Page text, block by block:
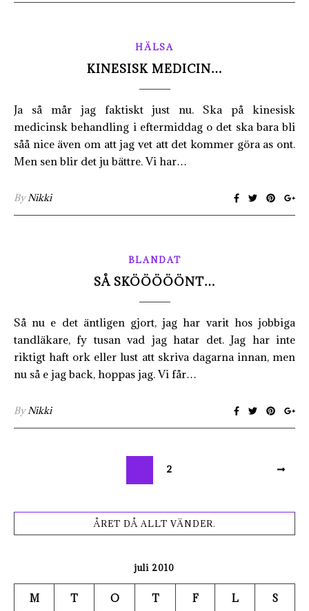
HÄLSA
KINESISK MEDICIN…
Ja så mår jag faktiskt just nu. Ska på kinesisk
medicinsk behandling i eftermiddag o det ska bara bli
såå nice även om att jag vet att det kommer göra as ont.
Men sen blir det ju bättre. Vi har…
ByNikki
BLANDAT
SÅ SKÖÖÖÖÖNT…
Så nu e det äntligen gjort, jag har varit hos jobbiga
tandläkare, fy tusan vad jag hatar det. Jag har inte
riktigt haft ork eller lust att skriva dagarna innan, men
nu så e jag back, hoppas jag. Vi får…
ByNikki
2
ÅRET DÅ ALLT VÄNDER.
juli 2010
M T O T F L S